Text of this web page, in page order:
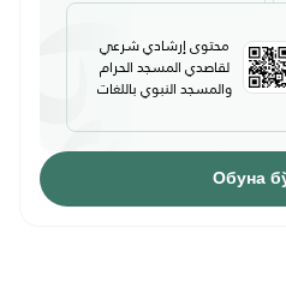
محتوى إرشادي شرعي
لقاصدي المسجد الحرام
والمسجد النبوي باللغات
Обуна